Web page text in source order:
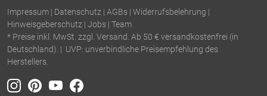
Impressum Datenschutz AGBs Widerrufsbelehrung
Hinweisgeberschutz Jobs Team
* Preise inkl. MwSt. zzgl. Versand. Ab 50 € versandkostenfrei (in
Deutschland). | UVP: unverbindliche Preisempfehlung des
Herstellers.